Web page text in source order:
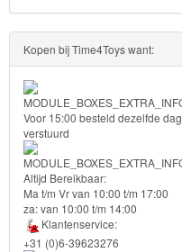
Mickey
&
Minnie
Puzzels
Avengers
Forever
Friends
Kopen bij Time4Toys want:
Voor 15:00 besteld dezelfde dag
verstuurd
Altijd Bereikbaar:
Ma t/m Vr van 10:00 t/m 17:00
za: van 10:00 t/m 14:00
Klantenservice:
+31 (0)6-39623276